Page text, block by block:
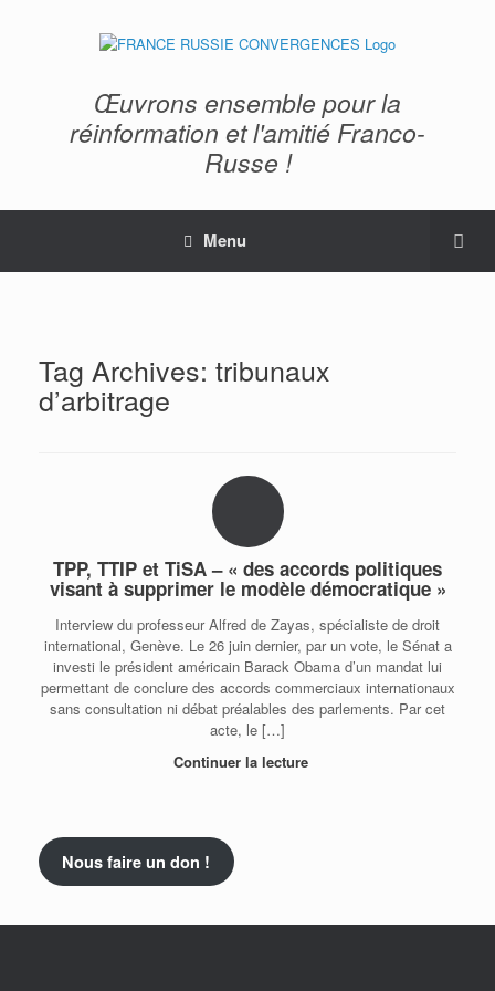
Œuvrons ensemble pour la
réinformation et l'amitié Franco-
Russe !
Menu
Tag Archives: tribunaux
d’arbitrage
TPP, TTIP et TiSA – « des accords politiques
visant à supprimer le modèle démocratique »
Interview du professeur Alfred de Zayas, spécialiste de droit
international, Genève. Le 26 juin dernier, par un vote, le Sénat a
investi le président américain Barack Obama d’un mandat lui
permettant de conclure des accords commerciaux internationaux
sans consultation ni débat préalables des parlements. Par cet
acte, le […]
Continuer la lecture
Nous faire un don !